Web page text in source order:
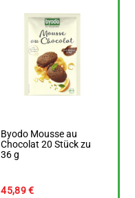
Byodo Mousse au
Chocolat 20 Stück zu
36 g
45,89€